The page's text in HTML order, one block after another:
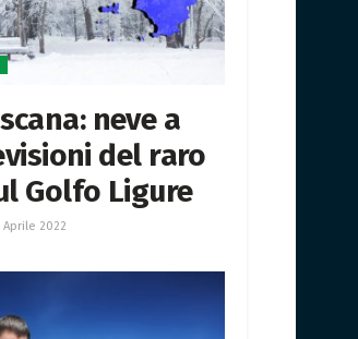
neve a
del raro
Golfo Ligure
2022